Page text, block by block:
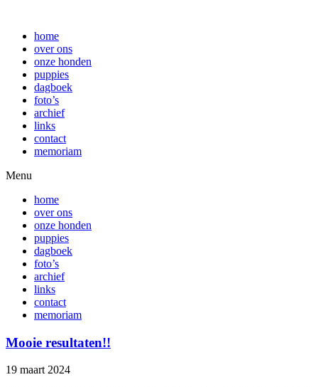
home
over ons
onze honden
puppies
dagboek
foto’s
archief
links
contact
memoriam
Menu
home
over ons
onze honden
puppies
dagboek
foto’s
archief
links
contact
memoriam
Mooie resultaten!!
19 maart 2024